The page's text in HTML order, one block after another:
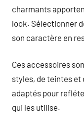
charmants
look. Sélectionner
son caractère en
Ces accessoires
styles, de teintes et
adaptés pour
qui les utilise.